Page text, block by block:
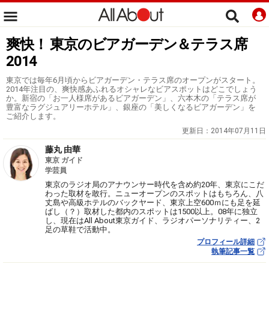
爽快！ 東京のビアガーデン＆テラス席
2014
東京では毎年6月頃からビアガーデン・テラス席のオープンがスタート。
2014年注目の、爽快感あふれるオシャレなビアスポットはどこでしょう
か。新宿の「お一人様席があるビアガーデン」、六本木の「テラス席が
豊富なラグジュアリーホテル」、銀座の「美しくなるビアガーデン」を
ご紹介します。
更新日： 2014年07月11日
藤丸 由華
東京 ガイド
学芸員
東京のラジオ局のアナウンサー時代を含め約20年、東京にこだ
わった取材を敢行。ニューオープンのスポットはもちろん、八
丈島や高級ホテルのバックヤード、東京上空600ｍにも足を延
ばし（？）取材した都内のスポットは1500以上。08年に独立
し、現在はAll About東京ガイド、ラジオパーソナリティー、2
足の草鞋で活動中。
プロフィール詳細
執筆記事一覧